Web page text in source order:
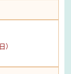
）